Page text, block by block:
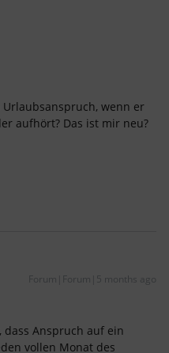
wenn er
aufhört? Das ist mir neu?
Forum|Forum|5 months ago
dass Anspruch auf ein
vollen Monat des